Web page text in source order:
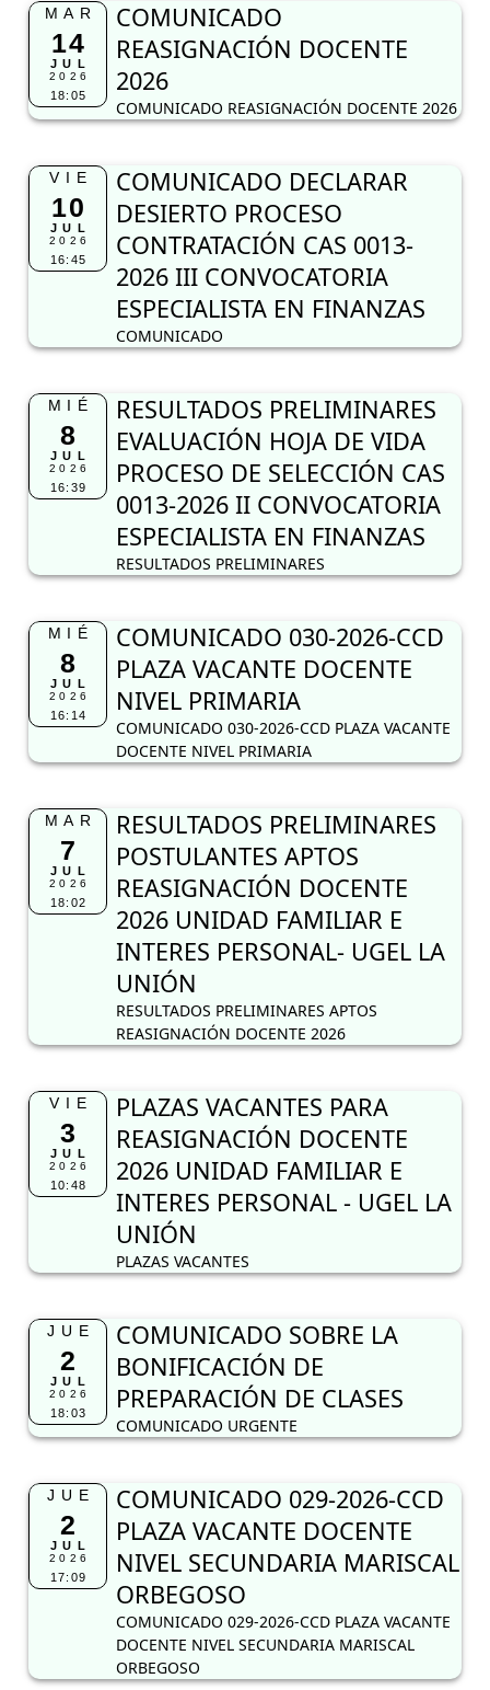
MAR
14
JUL
2026
18:05
COMUNICADO
REASIGNACIÓN DOCENTE
2026
COMUNICADO REASIGNACIÓN DOCENTE 2026
VIE
10
JUL
2026
16:45
COMUNICADO DECLARAR
DESIERTO PROCESO
CONTRATACIÓN CAS 0013-
2026 III CONVOCATORIA
ESPECIALISTA EN FINANZAS
COMUNICADO
MIÉ
8
JUL
2026
16:39
RESULTADOS PRELIMINARES
EVALUACIÓN HOJA DE VIDA
PROCESO DE SELECCIÓN CAS
0013-2026 II CONVOCATORIA
ESPECIALISTA EN FINANZAS
RESULTADOS PRELIMINARES
MIÉ
8
JUL
2026
16:14
COMUNICADO 030-2026-CCD
PLAZA VACANTE DOCENTE
NIVEL PRIMARIA
COMUNICADO 030-2026-CCD PLAZA VACANTE
DOCENTE NIVEL PRIMARIA
MAR
7
JUL
2026
18:02
RESULTADOS PRELIMINARES
POSTULANTES APTOS
REASIGNACIÓN DOCENTE
2026 UNIDAD FAMILIAR E
INTERES PERSONAL- UGEL LA
UNIÓN
RESULTADOS PRELIMINARES APTOS
REASIGNACIÓN DOCENTE 2026
VIE
3
JUL
2026
10:48
PLAZAS VACANTES PARA
REASIGNACIÓN DOCENTE
2026 UNIDAD FAMILIAR E
INTERES PERSONAL - UGEL LA
UNIÓN
PLAZAS VACANTES
JUE
2
JUL
2026
18:03
COMUNICADO SOBRE LA
BONIFICACIÓN DE
PREPARACIÓN DE CLASES
COMUNICADO URGENTE
JUE
2
JUL
2026
17:09
COMUNICADO 029-2026-CCD
PLAZA VACANTE DOCENTE
NIVEL SECUNDARIA MARISCAL
ORBEGOSO
COMUNICADO 029-2026-CCD PLAZA VACANTE
DOCENTE NIVEL SECUNDARIA MARISCAL
ORBEGOSO